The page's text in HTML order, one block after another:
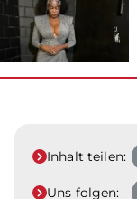
Inhalt teilen:
Uns folgen: